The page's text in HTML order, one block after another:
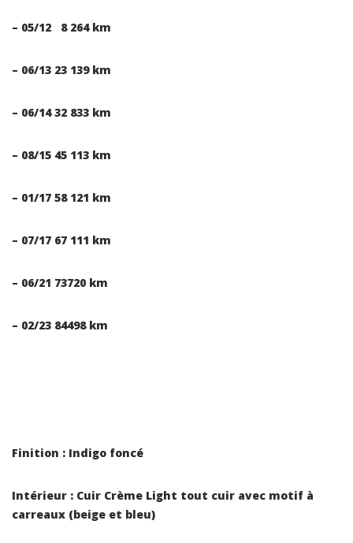
– 05/12 8 264 km
– 06/13 23 139 km
– 06/14 32 833 km
– 08/15 45 113 km
– 01/17 58 121 km
– 07/17 67 111 km
– 06/21 73720 km
– 02/23 84498 km
Finition : Indigo foncé
Intérieur : Cuir Crème Light tout cuir avec motif à
carreaux (beige et bleu)